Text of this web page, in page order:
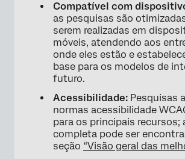
Compatível com
as pesquisas são
serem realizadas em
móveis, atendendo aos
onde eles estão e
base para os modelos de
futuro.
Acessibilidade: Pesquisas
normas acessibilidade
para os principais recursos;
completa pode ser
seção “Visão geral das